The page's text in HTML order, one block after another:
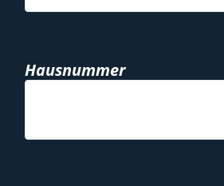
Hausnummer